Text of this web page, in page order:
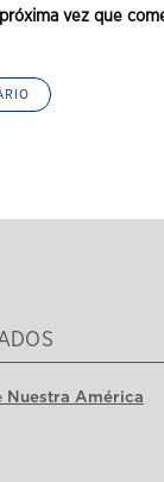
vez que
Nuestra América